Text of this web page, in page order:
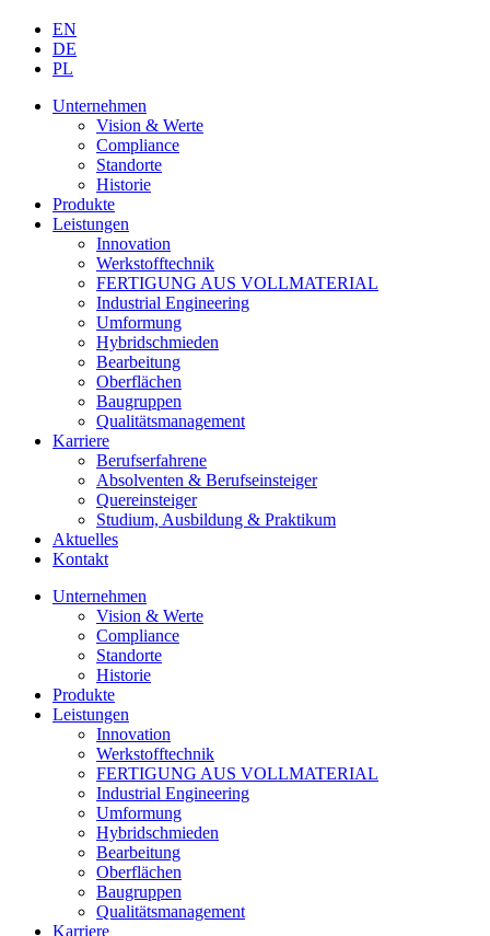
EN
DE
PL
Unternehmen
Vision & Werte
Compliance
Standorte
Historie
Produkte
Leistungen
Innovation
Werkstofftechnik
FERTIGUNG AUS VOLLMATERIAL
Industrial Engineering
Umformung
Hybridschmieden
Bearbeitung
Oberflächen
Baugruppen
Qualitätsmanagement
Karriere
Berufserfahrene
Absolventen & Berufseinsteiger
Quereinsteiger
Studium, Ausbildung & Praktikum
Aktuelles
Kontakt
Unternehmen
Vision & Werte
Compliance
Standorte
Historie
Produkte
Leistungen
Innovation
Werkstofftechnik
FERTIGUNG AUS VOLLMATERIAL
Industrial Engineering
Umformung
Hybridschmieden
Bearbeitung
Oberflächen
Baugruppen
Qualitätsmanagement
Karriere